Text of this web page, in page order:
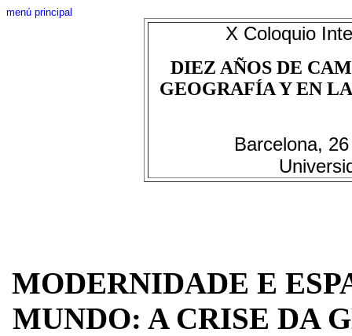
menú principal
X Coloquio
DIEZ AÑOS DE
GEOGRAFÍA Y EN
Barcelona,
MODERNIDADE E
MUNDO: A CRISE DA